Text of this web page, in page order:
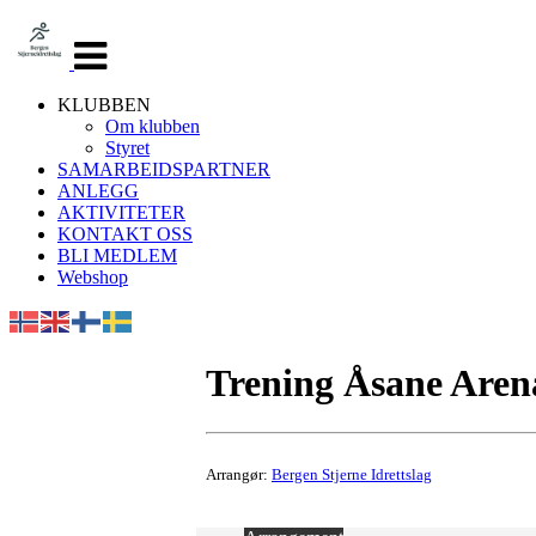
navigasjon
KLUBBEN
Om klubben
Styret
SAMARBEIDSPARTNER
ANLEGG
AKTIVITETER
KONTAKT OSS
BLI MEDLEM
Webshop
Trening Åsane
Arrangør: Bergen Stjerne Idrettslag